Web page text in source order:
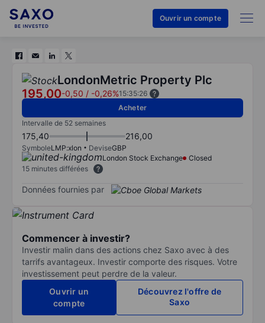
Ouvrir un compte
LondonMetric Property Plc
195,00-0,50 / -0,26%15:35:26
Acheter
Intervalle de 52 semaines
175,40 216,00
SymboleLMP:xlon DeviseGBP
London Stock Exchange
Closed
15 minutes différées
Données fournies par
Commencer à investir?
Investir malin dans des actions chez Saxo avec à des
tarrifs avantageux. Investir comporte des risques. Votre
investissement peut perdre de la valeur.
Ouvrir un
compte
Découvrez l'offre de
Saxo